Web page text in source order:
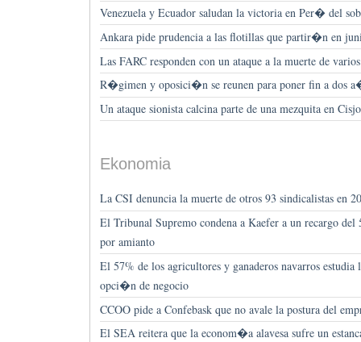
Venezuela y Ecuador saludan la victoria en Per� del
Ankara pide prudencia a las flotillas que partir�n en
Las FARC responden con un ataque a la muerte de
R�gimen y oposici�n se reunen para poner fin a dos
Un ataque sionista calcina parte de una mezquita en
Ekonomia
La CSI denuncia la muerte de otros 93 sindicalistas en
El Tribunal Supremo condena a Kaefer a un recargo del
por amianto
El 57% de los agricultores y ganaderos navarros estudia
opci�n de negocio
CCOO pide a Confebask que no avale la postura del
El SEA reitera que la econom�a alavesa sufre un